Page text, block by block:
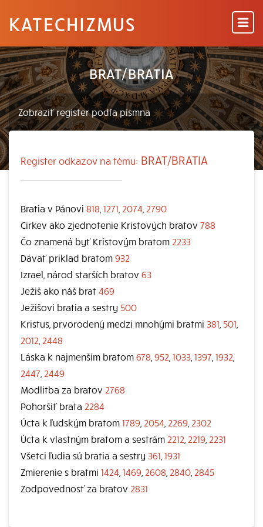
KATECHIZMUS
BRAT/BRATIA
Register odkazov na tému: BRAT/BRATIA
Bratia v Pánovi 818 1271 2074 2790
Cirkev ako zjednotenie Kristových bratov 788
Čo znamená byť Kristovým bratom 2233
Dávať príklad bratom 932
Izrael, národ starších bratov 63
Ježiš ako náš brat 469
Ježišovi bratia a sestry 500
Kristus, prvorodený medzi mnohými bratmi 381 501
2012 2448
Láska k najmenším bratom 678 952 1033 1397 1932
2447 2449
Modlitba za bratov 2768
Pohoršiť brata 2284
Úcta k ľudským bratom 1789 2054 2269 2302
Úcta k vlastným bratom a sestrám 2212 2219 2231
Všetci ľudia sú bratia a sestry 361 1931
Zmierenie s bratmi 1424 1469 2608 2840 2845
Zodpovednosť za bratov 2831